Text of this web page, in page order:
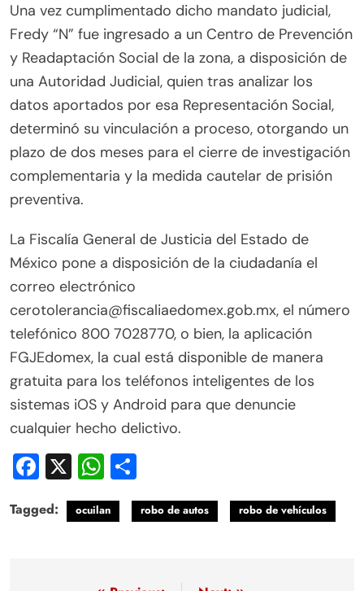
Una vez cumplimentado dicho mandato judicial,
Fredy “N” fue ingresado a un Centro de Prevención
y Readaptación Social de la zona, a disposición de
una Autoridad Judicial, quien tras analizar los
datos aportados por esa Representación Social,
determinó su vinculación a proceso, otorgando un
plazo de dos meses para el cierre de investigación
complementaria y la medida cautelar de prisión
preventiva.
La Fiscalía General de Justicia del Estado de
México pone a disposición de la ciudadanía el
correo electrónico
cerotolerancia@fiscaliaedomex.gob.mx, el número
telefónico 800 7028770, o bien, la aplicación
FGJEdomex, la cual está disponible de manera
gratuita para los teléfonos inteligentes de los
sistemas iOS y Android para que denuncie
cualquier hecho delictivo.
Facebook
X WhatsApp
Tagged: ocuilan robo de autos robo de vehículos